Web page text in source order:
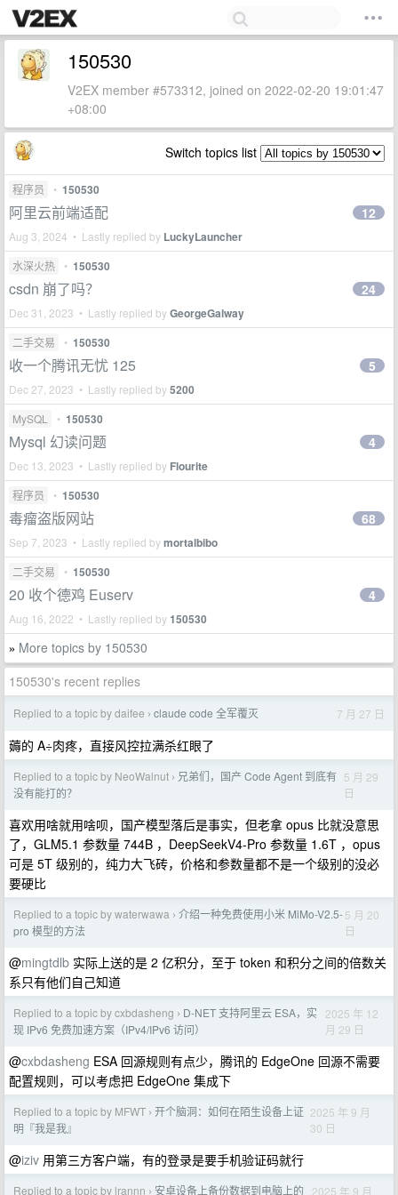
150530
V2EX member #573312, joined on 2022-02-20 19:01:47
+08:00
Switch topics list
程序员 • 150530
阿里云前端适配
Aug 3, 2024 • Lastly replied by LuckyLauncher
12
水深火热 • 150530
csdn 崩了吗？
Dec 31, 2023 • Lastly replied byGeorgeGalway
24
二手交易 • 150530
收一个腾讯无忧 125
Dec 27, 2023 • Lastly replied by5200
5
MySQL • 150530
Mysql 幻读问题
Dec 13, 2023 • Lastly replied by Flourite
4
程序员 • 150530
毒瘤盗版网站
Sep 7, 2023 • Lastly replied bymortalbibo
68
二手交易 • 150530
20 收个德鸡 Euserv
Aug 16, 2022 • Lastly replied by150530
4
» More topics by 150530
150530's recent replies
Replied to a topic by daifee › claude code 全军覆灭 7 月 27 日
薅的 A÷肉疼，直接风控拉满杀红眼了
Replied to a topic by NeoWalnut › 兄弟们，国产 Code Agent 到底有
没有能打的？
5 月 29
日
喜欢用啥就用啥呗，国产模型落后是事实，但老拿 opus 比就没意思
了，GLM5.1 参数量 744B ，DeepSeekV4-Pro 参数量 1.6T ，opus
可是 5T 级别的，纯力大飞砖，价格和参数量都不是一个级别的没必
要硬比
Replied to a topic by waterwawa › 介绍一种免费使用小米 MiMo-V2.5-
pro 模型的方法
5 月 20
日
@mingtdlb 实际上送的是 2 亿积分，至于 token 和积分之间的倍数关
系只有他们自己知道
Replied to a topic by cxbdasheng › D-NET 支持阿里云 ESA，实
现 IPv6 免费加速方案（IPv4/IPv6 访问）
2025 年 12
月 29 日
@cxbdasheng ESA 回源规则有点少，腾讯的 EdgeOne 回源不需要
配置规则，可以考虑把 EdgeOne 集成下
Replied to a topic by MFWT › 开个脑洞：如何在陌生设备上证
明『我是我』
2025 年 9 月
30 日
@iziv 用第三方客户端，有的登录是要手机验证码就行
Replied to a topic by lrannn › 安卓设备上备份数据到电脑上的 2025 年 9 月